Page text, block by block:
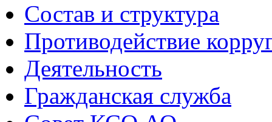
Состав и структура
Противодействие
Деятельность
Гражданская служба